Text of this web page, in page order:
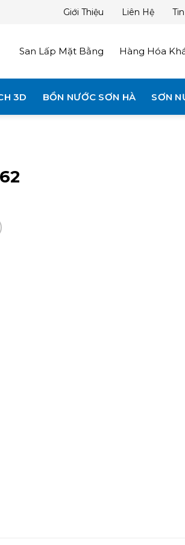
Giới Thiệu Liên Hệ
San Lấp Mặt Bằng Hàng Hóa
3D BỒN NƯỚC SƠN HÀ SƠN